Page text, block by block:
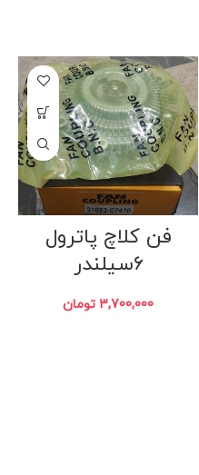
فن کلاچ پاترول
۶سیلندر
3,700,000 تومان